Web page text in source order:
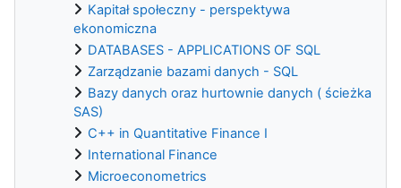
Kapitał społeczny - perspektywa
ekonomiczna
DATABASES - APPLICATIONS OF SQL
Zarządzanie bazami danych - SQL
Bazy danych oraz hurtownie danych ( ścieżka
SAS)
C++ in Quantitative Finance I
International Finance
Microeconometrics